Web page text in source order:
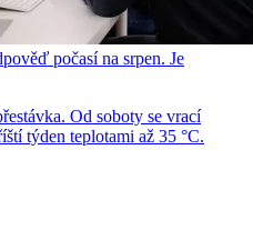
počasí na srpen. Je
Od soboty se vrací
týden teplotami až 35 °C.